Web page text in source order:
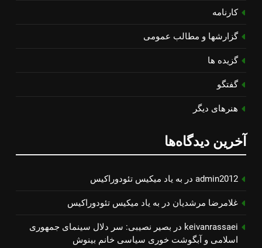
کارنامه
گزارشها و مطالب عمومی
گزیده ها
گفتگو
هنرهای دیگر
آخرین دیدگاه‌ها
admin2012 در به یاد میكیس تئودوراكیس
غلامرضا مرشدیان در به یاد میكیس تئودوراكیس
keivanrassaei در بصیر نصیبی: سر دلال سینمای جمهوری
اسلامی و آبگوشت خوری سیاسی خانم بینوش